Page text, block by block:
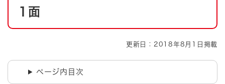
文字サイズ
1面
更新日：2018年8月1日掲載
ページ内目次